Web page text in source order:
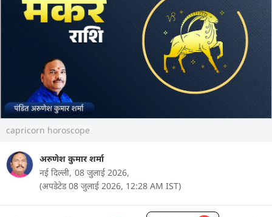
capricorn horoscope
अरुणेश कुमार शर्मा
नई दिल्ली, 08 जुलाई 2026,
(अपडेटेड 08 जुलाई 2026, 12:28 AM IST)